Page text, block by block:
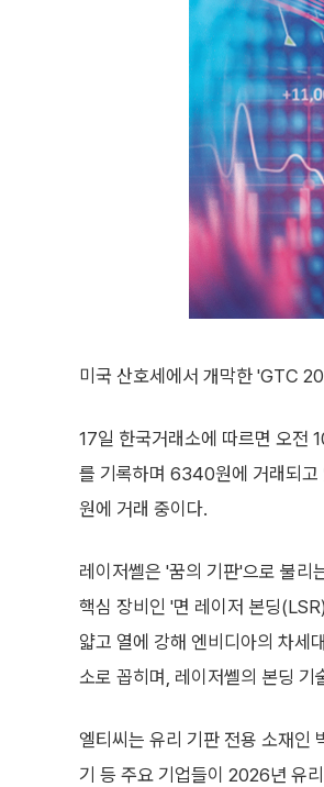
미국 산호세에서 개막한 'GTC
17일 한국거래소에 따르면 오전
를 기록하며 6340원에 거래되
원에 거래 중이다.
레이저쎌은 '꿈의 기판'으로 불리
핵심 장비인 '면 레이저 본딩
얇고 열에 강해 엔비디아의 차세
소로 꼽히며, 레이저쎌의 본딩
엘티씨는 유리 기판 전용 소재인
기 등 주요 기업들이 2026년 유